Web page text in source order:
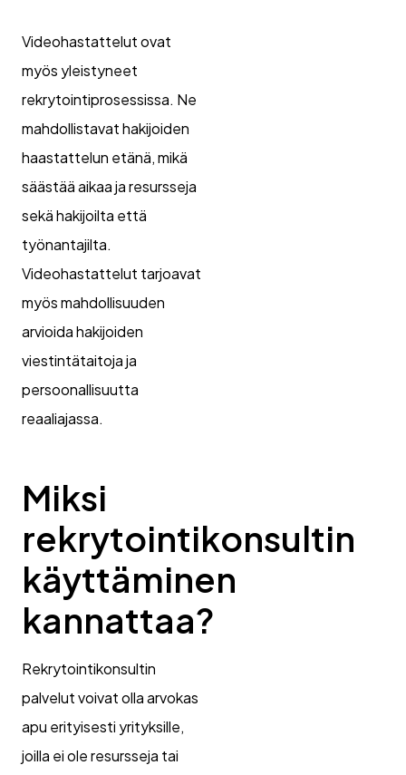
Videohastattelut ovat
myös yleistyneet
rekrytointiprosessissa. Ne
mahdollistavat hakijoiden
haastattelun etänä, mikä
säästää aikaa ja resursseja
sekä hakijoilta että
työnantajilta.
Videohastattelut tarjoavat
myös mahdollisuuden
arvioida hakijoiden
viestintätaitoja ja
persoonallisuutta
reaaliajassa.
Miksi
rekrytointikonsultin
käyttäminen
kannattaa?
Rekrytointikonsultin
palvelut voivat olla arvokas
apu erityisesti yrityksille,
joilla ei ole resursseja tai